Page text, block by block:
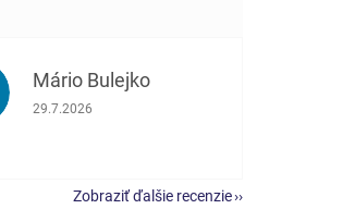
Mário Bulejko
Hodnotenie obchodu je 5 z 5 hviezdičiek.
29.7.2026
Zobraziť ďalšie recenzie